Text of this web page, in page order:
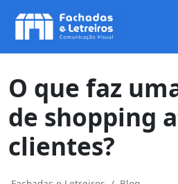
O que faz
de shopping
clientes?